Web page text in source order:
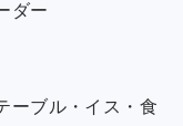
ダー
ーブル・イス・食